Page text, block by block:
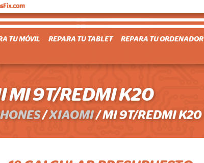
TU MÓVIL REPARA TU TABLET REPARA TU ORDENADOR
MI 9T/REDMI K20
/XIAOMI/MI 9T/REDMI K20